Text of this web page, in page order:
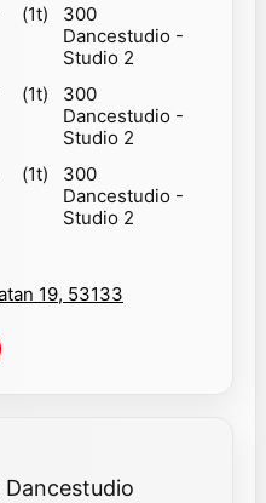
(1t)
300
Dancestudio -
Studio 2
(1t)
300
Dancestudio -
Studio 2
(1t)
300
Dancestudio -
Studio 2
19, 53133